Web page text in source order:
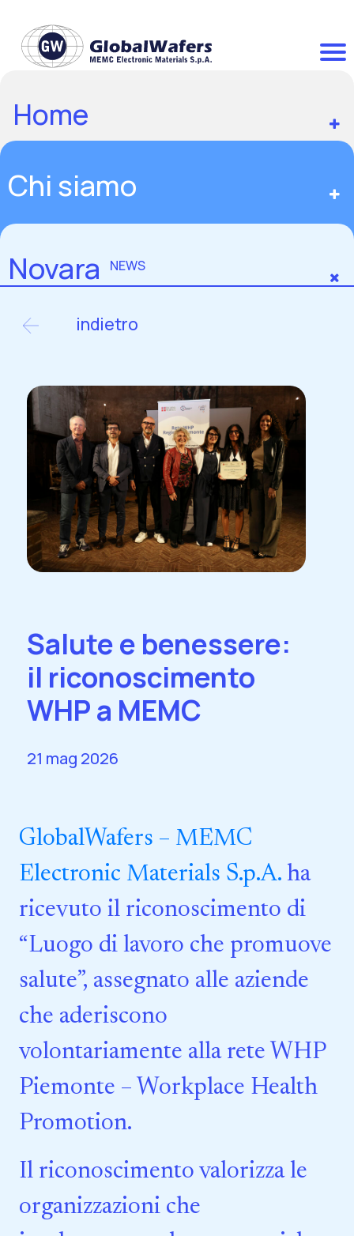
Home
Chi siamo
NEWS
Novara
indietro
Salute e benessere:
il riconoscimento
WHP a MEMC
21 mag 2026
GlobalWafers – MEMC
Electronic Materials S.p.A. ha
ricevuto il riconoscimento di
“Luogo di lavoro che promuove
salute”, assegnato alle aziende
che aderiscono
volontariamente alla rete WHP
Piemonte – Workplace Health
Promotion.
Il riconoscimento valorizza le
organizzazioni che